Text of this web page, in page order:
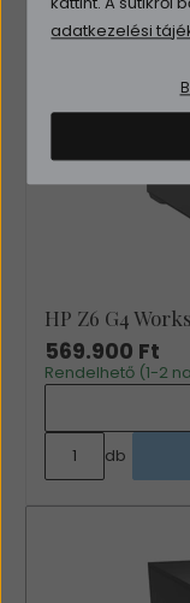
HP Z6 G4
569.900 Ft
Rendelhető (1-2
db
adatkezelési